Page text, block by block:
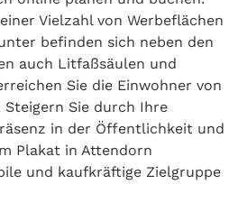
Vielzahl von Werbeflächen
befinden sich neben den
auch Litfaßsäulen und
Sie die Einwohner von
Sie durch Ihre
in der Öffentlichkeit und
Plakat in Attendorn
und kaufkräftige Zielgruppe